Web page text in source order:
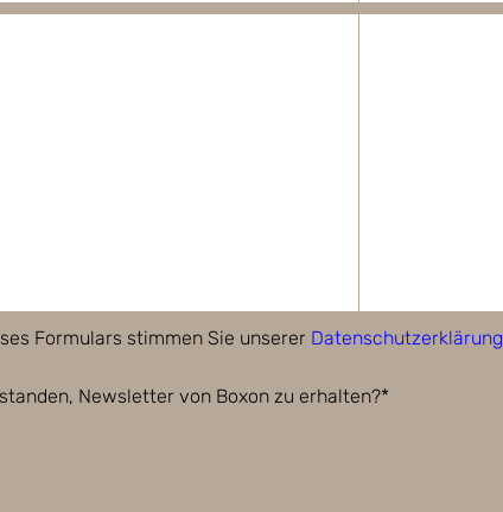
Formulars stimmen Sie unserer Datenschutzerklärung
Newsletter von Boxon zu erhalten?*